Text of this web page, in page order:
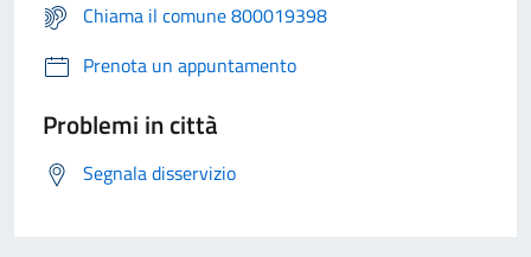
Chiama il comune 800019398
Prenota un appuntamento
Problemi in città
Segnala disservizio